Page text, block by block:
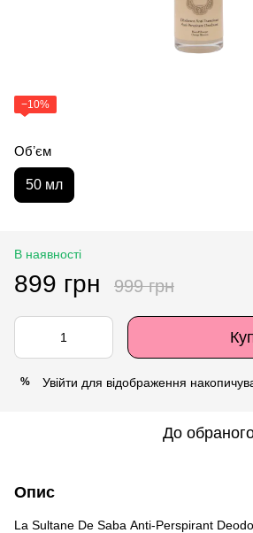
−10%
Обʼєм
50 мл
В наявності
899 грн 999 грн
% Увійти для відображення
До
Опис
La Sultane De Saba Anti-Perspirant